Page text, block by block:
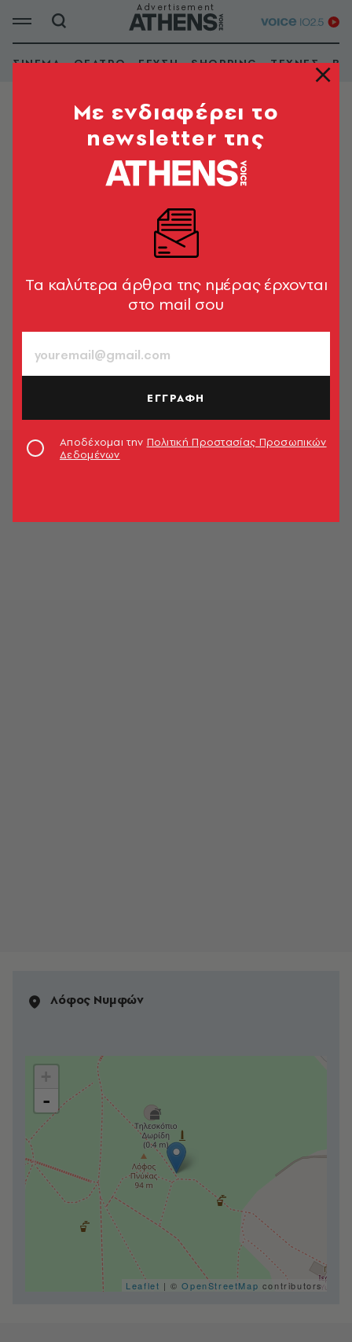
ΣΙΝΕΜΑ ΘΕΑΤΡΟ ΓΕΥΣΗ SHOPPING ΤΕΧΝΕΣ
Λόφος Νυμφών
Λόφος Νυμφών
-
Leaflet | ©OpenStreetMap contributors
Mε ενδιαφέρει το
newsletter της
Tα καλύτερα άρθρα της ημέρας έρχονται
στο mail σου
ΕΓΓΡΑΦΗ
Αποδέχομαι την Πολιτική Προστασίας Προσωπικών
Δεδομένων